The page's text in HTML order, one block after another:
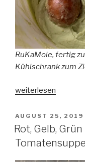
RuKaMole, fertig
Kühlschrank zum
„RuKaMole
„Hausrezepte“)“
weiterlesen
VERÖFFENTLICHT
AM
AUGUST 25, 2019
Rot, Gelb,